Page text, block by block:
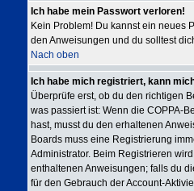
Ich habe mein Passwort verloren!
Kein Problem! Du kannst ein neues
den Anweisungen und du solltest
Nach oben
Ich habe mich registriert, kann
Überprüfe erst, ob du den richtigen
was passiert ist: Wenn die COPPA-
hast, musst du den erhaltenen
Boards muss eine Registrierung
Administrator. Beim Registrieren
enthaltenen Anweisungen; falls du
für den Gebrauch der Account-